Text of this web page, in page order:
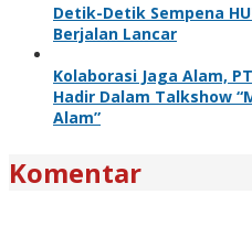
Detik-Detik Sempena
Berjalan Lancar
Kolaborasi Jaga Alam,
Hadir Dalam Talkshow
Alam”
Komentar